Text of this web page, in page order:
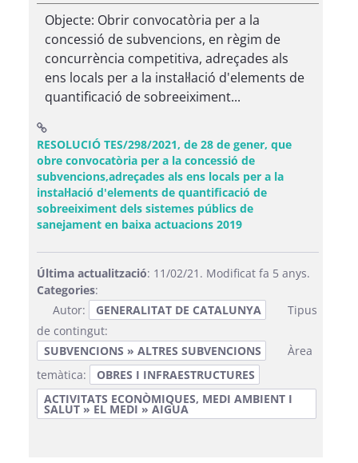
Objecte: Obrir convocatòria per a la
concessió de subvencions, en règim de
concurrència competitiva, adreçades als
ens locals per a la instal·lació d'elements de
quantificació de sobreeiximent...
RESOLUCIÓ TES/298/2021, de 28 de gener, que
obre convocatòria per a la concessió de
subvencions,adreçades als ens locals per a la
instal·lació d'elements de quantificació de
sobreeiximent dels sistemes públics de
sanejament en baixa actuacions 2019(Obre una finestra
Última actualització: 11/02/21. Modificat fa 5 anys.
Categories:
Autor:
GENERALITAT DE CATALUNYA
Tipus
de contingut:
SUBVENCIONS » ALTRES SUBVENCIONS
Àrea
temàtica:
OBRES I INFRAESTRUCTURES
ACTIVITATS ECONÒMIQUES, MEDI AMBIENT I
SALUT » EL MEDI » AIGUA